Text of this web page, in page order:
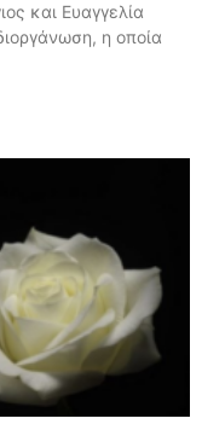
και Ευαγγελία
η οποία